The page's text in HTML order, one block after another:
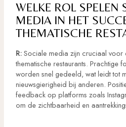
WELKE ROL SPELEN
MEDIA IN HET
THEMATISCHE
R:Sociale media zijn cruciaal voor
thematische restaurants. Prachtige
worden snel gedeeld, wat leidt tot
nieuwsgierigheid bij anderen.
feedback op platforms zoals
om de zichtbaarheid en